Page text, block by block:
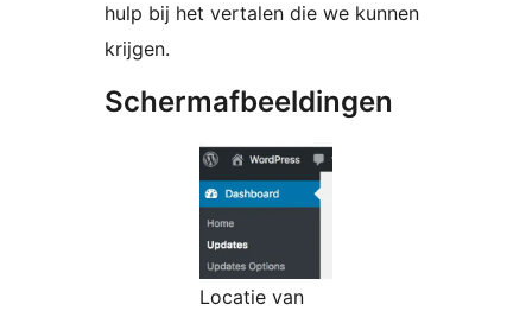
hulp bij het vertalen die we kunnen
krijgen.
Schermafbeeldingen
Locatie van